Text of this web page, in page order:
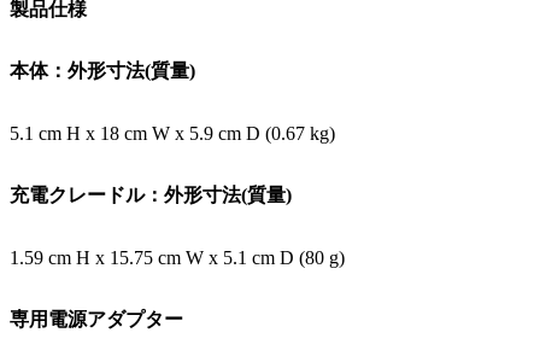
製品仕様
本体：外形寸法(質量)
5.1 cm H x 18 cm W x 5.9 cm D (0.67 kg)
充電クレードル：外形寸法(質量)
1.59 cm H x 15.75 cm W x 5.1 cm D (80 g)
専用電源アダプター